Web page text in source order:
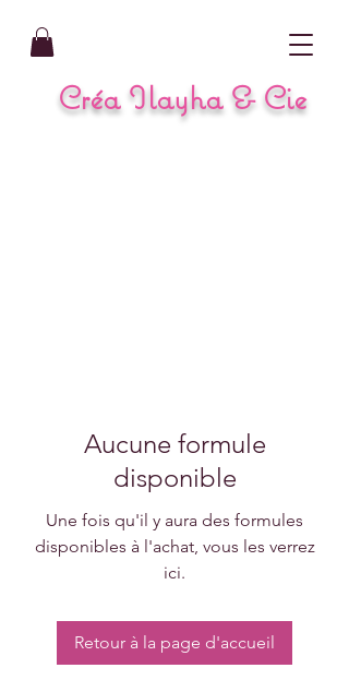
Créa Ilayha & Cie
Aucune formule
disponible
Une fois qu'il y aura des formules
disponibles à l'achat, vous les verrez
ici.
Retour à la page d'accueil